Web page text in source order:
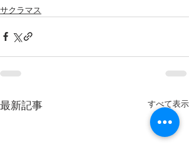
サクラマス
最新記事 すべて表示